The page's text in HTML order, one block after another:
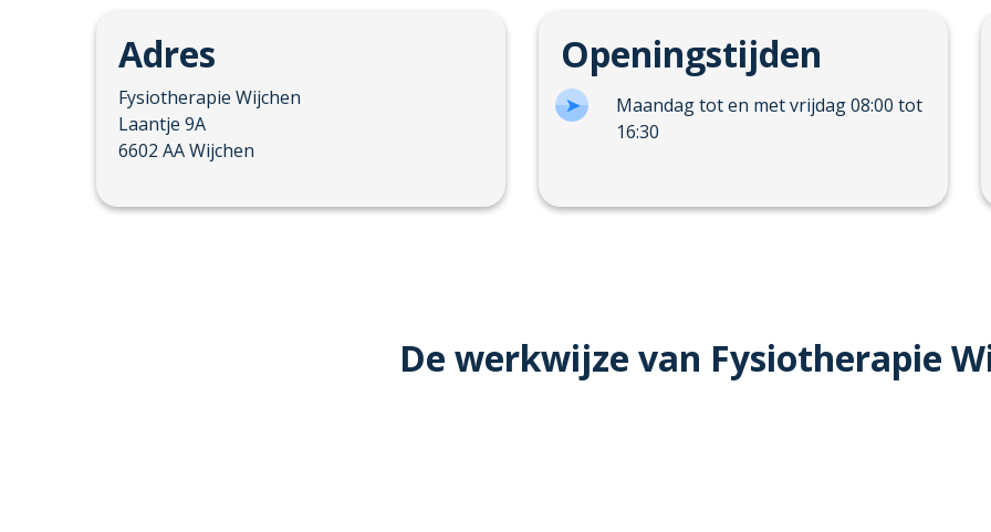
Adres
Fysiotherapie Wijchen
Laantje 9A
6602 AAWijchen
Openingstijden
Maandag tot en met vrijdag 08:00 tot
16:30
De werkwijze van Fysiotherapie